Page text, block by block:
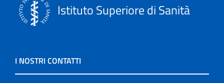
Istituto Superiore di Sanità
I NOSTRI CONTATTI